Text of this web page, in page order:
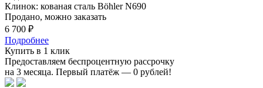
Клинок: кованая сталь Böhler N690
Продано, можно заказать
6 700 ₽
Подробнее
Купить в 1 клик
Предоставляем беспроцентную рассрочку
на 3 месяца. Первый платёж — 0 рублей!